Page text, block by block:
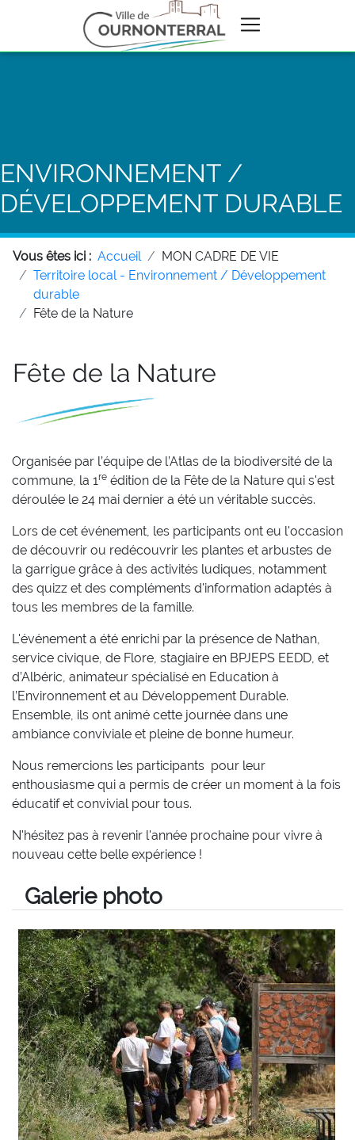
ENVIRONNEMENT /
DÉVELOPPEMENT DURABLE
Vous êtes ici : Accueil
MON CADRE DE VIE
Territoire local - Environnement / Développement
durable
Fête de la Nature
Fête de la Nature
Organisée par l’équipe de l’Atlas de la biodiversité de la
commune, la 1re édition de la Fête de la Nature qui s'est
déroulée le 24 mai dernier a été un véritable succès.
Lors de cet événement, les participants ont eu l'occasion
de découvrir ou redécouvrir les plantes et arbustes de
la garrigue grâce à des activités ludiques, notamment
des quizz et des compléments d'information adaptés à
tous les membres de la famille.
L'événement a été enrichi par la présence de Nathan,
service civique, de Flore, stagiaire en BPJEPS EEDD, et
d’Albéric, animateur spécialisé en Education à
l’Environnement et au Développement Durable.
Ensemble, ils ont animé cette journée dans une
ambiance conviviale et pleine de bonne humeur.
Nous remercions les participants pour leur
enthousiasme qui a permis de créer un moment à la fois
éducatif et convivial pour tous.
N'hésitez pas à revenir l'année prochaine pour vivre à
nouveau cette belle expérience !
Galerie photo